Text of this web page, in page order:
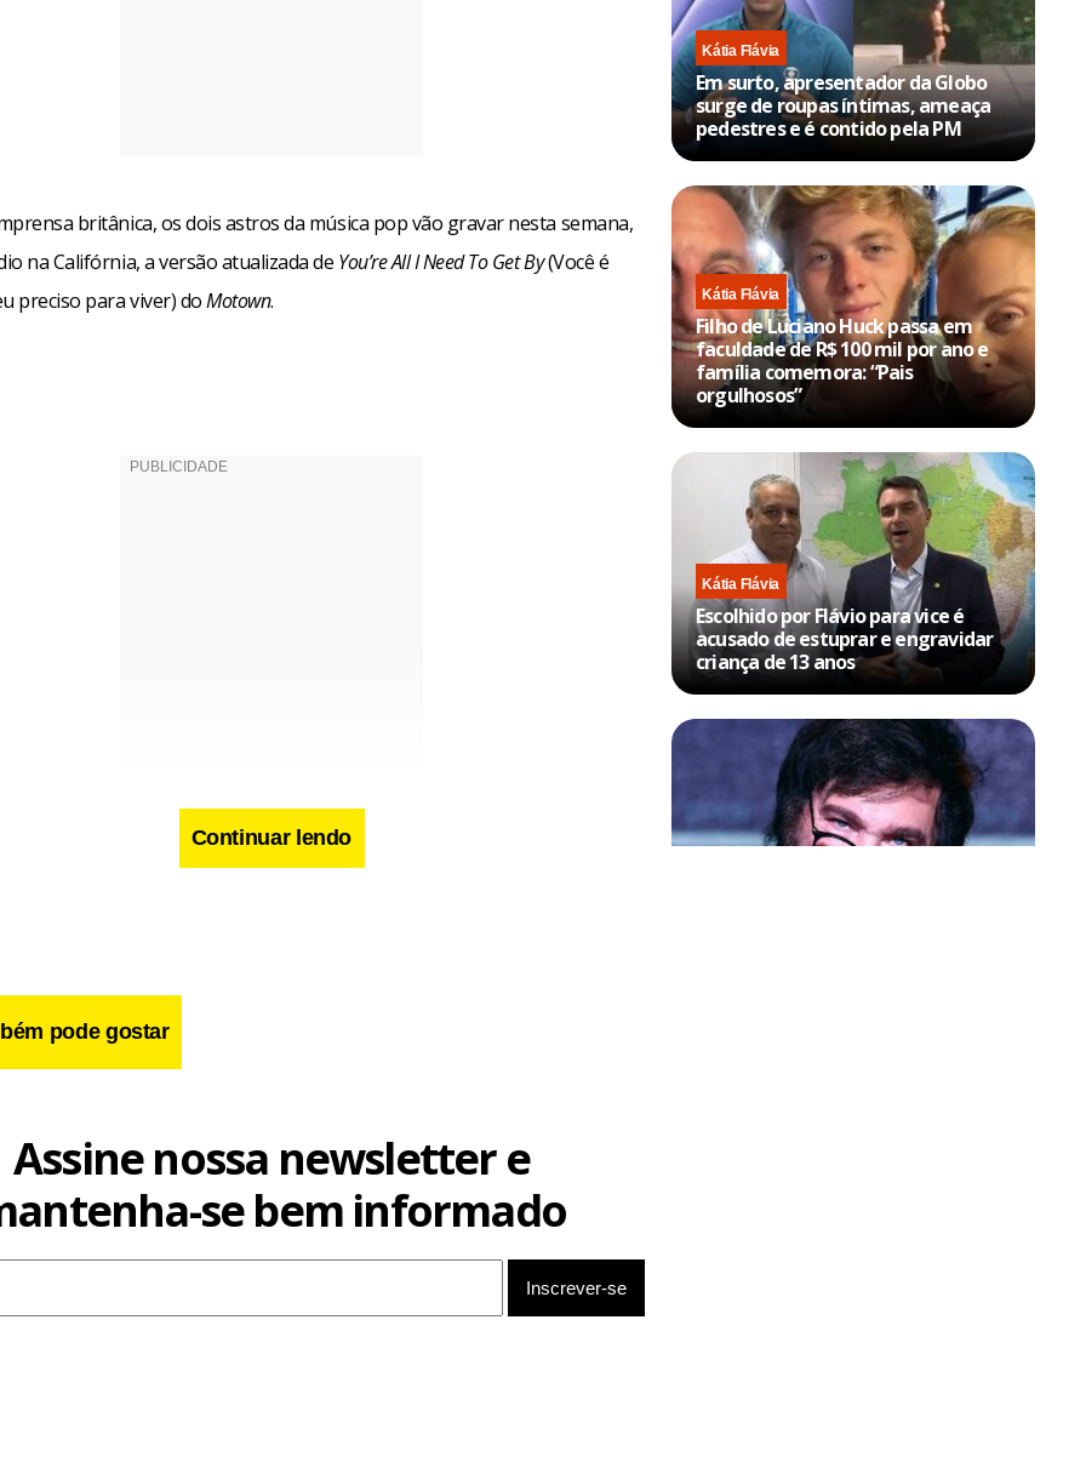
britânica, os dois astros da música pop vão gravar nesta semana,
na Califórnia, a versão atualizada de You’re All I Need To Get By(Você é
preciso para viver) doMotown.
Continuar lendo
pode gostar
Kátia Flávia
Em surto, apresentador da Globo
surge de roupas íntimas, ameaça
pedestres e é contido pela PM
Kátia Flávia
Filho de Luciano Huck passa em
faculdade de R$ 100 mil por ano e
família comemora: “Pais
orgulhosos”
Kátia Flávia
Escolhido por Flávio para vice é
acusado de estuprar e engravidar
criança de 13 anos
Assine nossa newsletter e
se bem informado